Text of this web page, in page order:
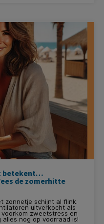
betekent…
de zomerhitte
zonnetje schijnt al flink.
uitverkocht als
zweetstress en
nog op voorraad is!